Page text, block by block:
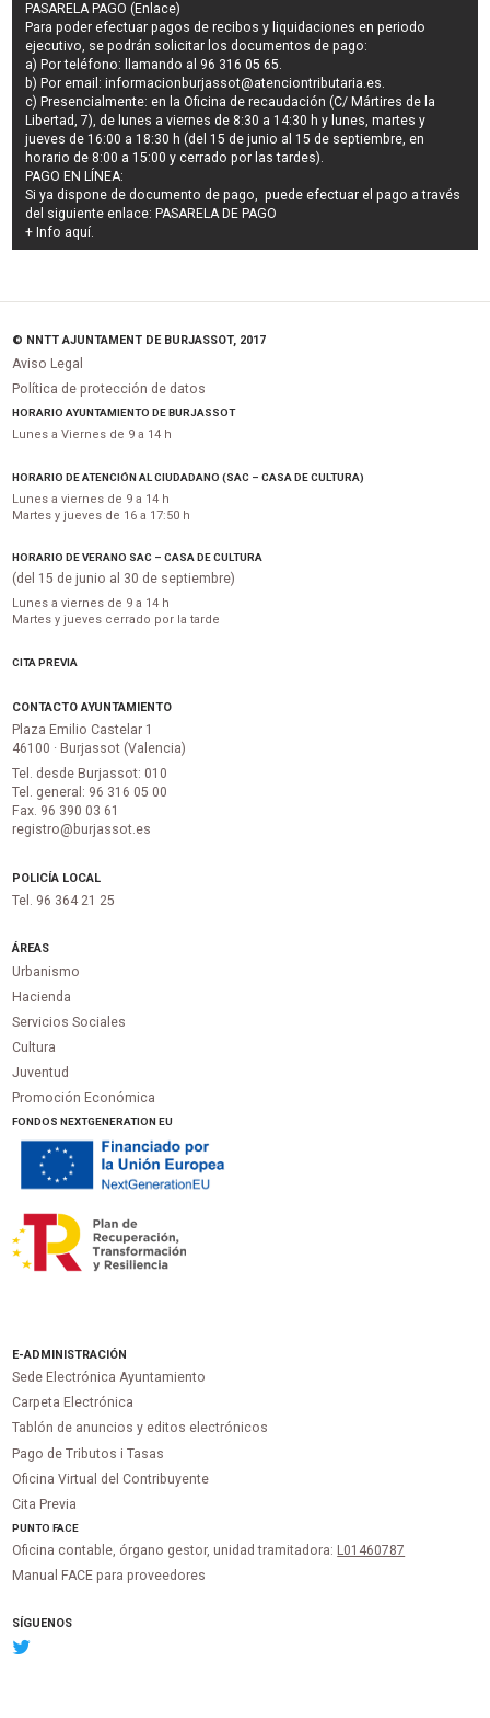
PASARELA PAGO (Enlace)
Para poder efectuar pagos derecibos y liquidaciones en periodo
ejecutivo, se podrán solicitar los documentos de pago:
a) Por teléfono: llamando al 96 316 05 65.
b) Por email:informacionburjassot@atenciontributaria.es.
c) Presencialmente: en la Oficina de recaudación (C/ Mártires de la
Libertad, 7), de lunes a viernes de 8:30 a 14:30 h y lunes, martes y
jueves de 16:00 a 18:30 h (del 15 de junio al 15 de septiembre, en
horario de 8:00 a 15:00 y cerrado por las tardes).
PAGO EN LÍNEA:
Si ya dispone de documento de pago, puede efectuar el pago a través
del siguiente enlace: PASARELA DE PAGO
+ Info aquí.
© NNTT AJUNTAMENT DE BURJASSOT, 2017
Aviso Legal
Política de protección de datos
HORARIO AYUNTAMIENTO DE BURJASSOT
Lunes a Viernes de 9 a 14 h
HORARIO DE ATENCIÓN AL CIUDADANO (SAC – CASA DE CULTURA)
Lunes a viernes de 9 a 14 h
Martes y jueves de 16 a 17:50 h
HORARIO DE VERANO SAC – CASA DE CULTURA
(del 15 de junio al 30 de septiembre)
Lunes a viernes de 9 a 14 h
Martes y jueves cerrado por la tarde
CITA PREVIA
CONTACTO AYUNTAMIENTO
Plaza Emilio Castelar 1
46100 · Burjassot (Valencia)
Tel. desde Burjassot: 010
Tel. general: 96 316 05 00
Fax. 96 390 03 61
registro@burjassot.es
POLICÍA LOCAL
Tel. 96 364 21 25
ÁREAS
Urbanismo
Hacienda
Servicios Sociales
Cultura
Juventud
Promoción Económica
FONDOS NEXTGENERATION EU
E-ADMINISTRACIÓN
Sede Electrónica Ayuntamiento
Carpeta Electrónica
Tablón de anuncios y editos electrónicos
Pago de Tributos i Tasas
Oficina Virtual del Contribuyente
Cita Previa
PUNTOFACE
Oficina contable, órgano gestor, unidad tramitadora: L01460787
Manual FACE para proveedores
SÍGUENOS